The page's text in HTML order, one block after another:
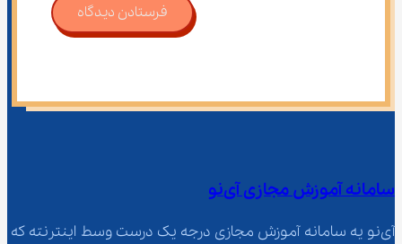
فرستادن دیدگاه
سامانه آموزش مجازی آی‌نو
آی‌نو یه سامانه آموزش مجازی درجه یک درست وسط اینترنته که